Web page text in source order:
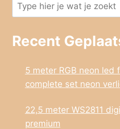
Recent
5 meter RGB neon led
complete set neon
22,5 meter WS2811
premium